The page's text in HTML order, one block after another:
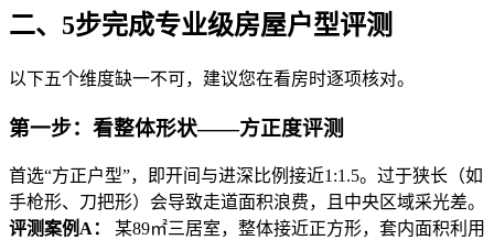
二、5步完成专业级房屋户型评测
以下五个维度缺一不可，建议您在看房时逐项核对。
第一步：看整体形状——方正度评测
首选“方正户型”，即开间与进深比例接近1:1.5。过于狭长（如
手枪形、刀把形）会导致走道面积浪费，且中央区域采光差。
评测案例A：
某89㎡三居室，整体接近正方形，套内面积利用